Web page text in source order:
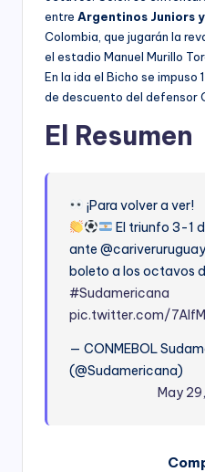
entre Argentinos Juniors
Colombia, que jugarán la
el estadio Manuel Murillo
En la ida el Bicho se
de descuento del defensor
El Resumen
¡Para volver a ver!
El triunfo 3-1
ante
boleto a los octavos
#Sudamericana
pic.twitter.com/
— CONMEBOL
(@Sudamericana)
May